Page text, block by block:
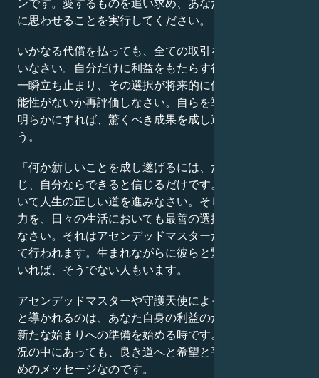
に思わせることを実行してください。
いかなる代償を払っても、全ての取引を完全に公正に行
いなさい。自分だけに利益をもたらす行動を取る前に、
一瞬立ち止まり、その選択が将来的に他人を傷つける可
能性がないか再評価しなさい。自らを導き、その意志を
明らかにすれば、驚くべき成果を成し遂げられるでしょ
う。
「何か新しいことを成し遂げるには、ただ自分自身を信
じ、自分ならできると信じるだけです。高次の意識を用
いて人生の正しい道を進みなさい。そしてその同じ洞察
力を、日々の生活においても最善の選択と判断に活用し
なさい。それはアセンデッドマスターたちの仲介を通じ
て行われます。生まれながらに彼らと繋がっている人も
いれば、そうでない人もいます。
アセンデッドマスターや守護天使によって正しい決断へ
と導かれるのは、あなた自身の利益のためです。今こそ
新たな始まりへの準備を始める時です。これは困難な状
況の中にあっても、良き道へと希望と平安をもたらす慰
めのメッセージなのです。